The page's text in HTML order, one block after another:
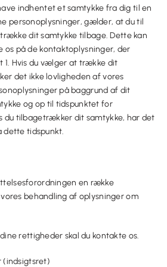
indhentet et samtykke fra dig til en
personoplysninger, gælder, at du til
dit samtykke tilbage. Dette kan
os på de kontaktoplysninger, der
1. Hvis du vælger at trække dit
det ikke lovligheden af vores
på baggrund af dit
og op til tidspunktet for
du tilbagetrækker dit samtykke, har det
dette tidspunkt.
en række
behandling af oplysninger om
rettigheder skal du kontakte os.
(indsigtsret)